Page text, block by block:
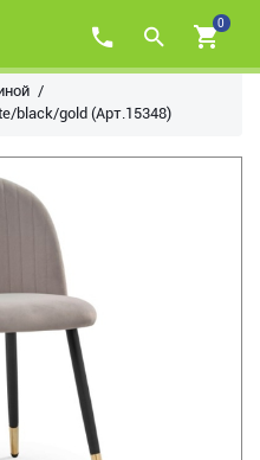
0
black/gold (Арт.15348)